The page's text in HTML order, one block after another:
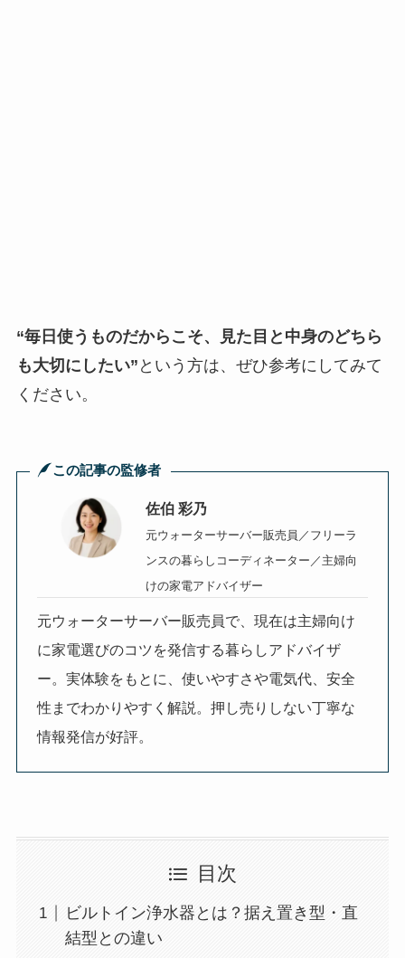
“毎日使うものだからこそ、見た目と中身のどちら
も大切にしたい” という方は、ぜひ参考にしてみて
ください。
この記事の監修者
佐伯 彩乃
元ウォーターサーバー販売員／ フリーラ
ンスの暮らしコーディネーター／主婦向
けの家電アドバイザー
元ウォーターサーバー販売員で、現在は主婦向け
に家電選びのコツを発信する暮らしアドバイザ
ー。実体験をもとに、使いやすさや電気代、安全
性までわかりやすく解説。押し売りしない丁寧な
情報発信が好評。
目次
ビルトイン浄水器とは？据え置き型・直
結型との違い